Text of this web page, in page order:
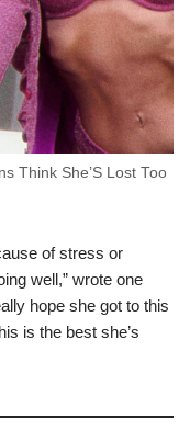
Think She’S Lost Too
of stress or
well,” wrote one
hope she got to this
is the best she’s